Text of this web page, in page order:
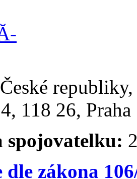
118 26,
spojovatelku:
zákona